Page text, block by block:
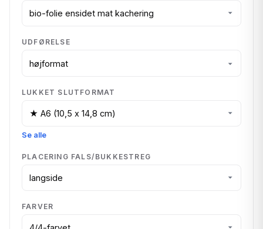
UDFØRELSE
LUKKET SLUTFORMAT
Se alle
PLACERING FALS/BUKKESTREG
FARVER